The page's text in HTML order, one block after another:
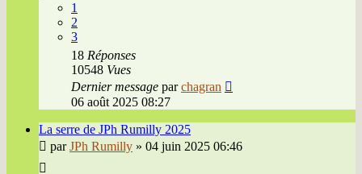
1
2
3
18 Réponses
10548 Vues
Dernier message parchagran
06 août 2025 08:27
La serre de JPh Rumilly 2025
parJPh Rumilly » 04 juin 2025 06:46